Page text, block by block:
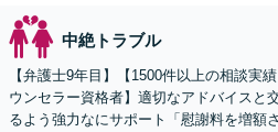
中絶トラブル
【弁護士9年目】【1500件以上の相談実
ウンセラー資格者】適切なアドバイスと
るよう強力なにサポート「慰謝料を増額